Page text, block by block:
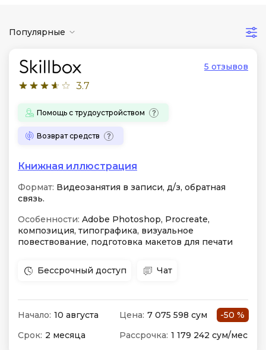
Популярные
3.7
5 отзывов
Помощь с трудоустройством
Возврат средств
Книжная иллюстрация
Формат: Видеозанятия в записи, д/з, обратная
связь.
Особенности: Adobe Photoshop, Procreate,
композиция, типографика, визуальное
повествование, подготовка макетов для печати
Бессрочный доступ Чат
Начало: 10 августа Цена: 7 075 598 сум
-50 %
Срок: 2 месяца Рассрочка: 1 179 242 сум/мес